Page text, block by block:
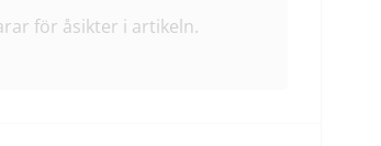
för åsikter i artikeln.